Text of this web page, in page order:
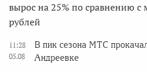
вырос на 25% по сравнению
рублей
11:28
05.08
В пик сезона МТС
Андреевке